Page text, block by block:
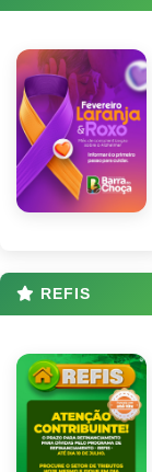
REFIS